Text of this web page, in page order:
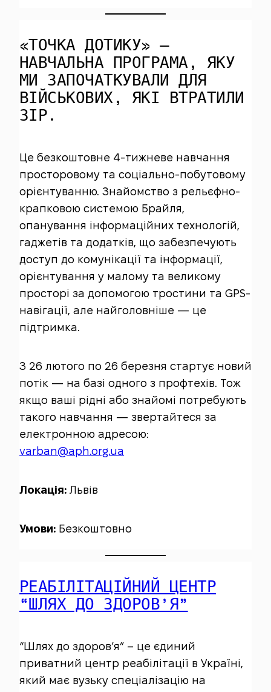
«ТОЧКА ДОТИКУ» —
НАВЧАЛЬНА ПРОГРАМА, ЯКУ
МИ ЗАПОЧАТКУВАЛИ ДЛЯ
ВІЙСЬКОВИХ, ЯКІ ВТРАТИЛИ
ЗІР.
Це безкоштовне 4-тижневе навчання
просторовому та соціально-побутовому
орієнтуванню. Знайомство з рельєфно-
крапковою системою Брайля,
опанування інформаційних технологій,
гаджетів та додатків, що забезпечують
доступ до комунікації та інформації,
орієнтування у малому та великому
просторі за допомогою тростини та GPS-
навігації, але найголовніше — це
підтримка.
З 26 лютого по 26 березня стартує новий
потік — на базі одного з профтехів. Тож
якщо ваші рідні або знайомі потребують
такого навчання — звертайтеся за
електронною адресою:
varban@aph.org.ua
Локація: Львів
Умови: Безкоштовно
РЕАБІЛІТАЦІЙНИЙ ЦЕНТР
“ШЛЯХ ДО ЗДОРОВ’Я”
“Шлях до здоров’я” – це єдиний
приватний центр реабілітації в Україні,
який має вузьку спеціалізацію на